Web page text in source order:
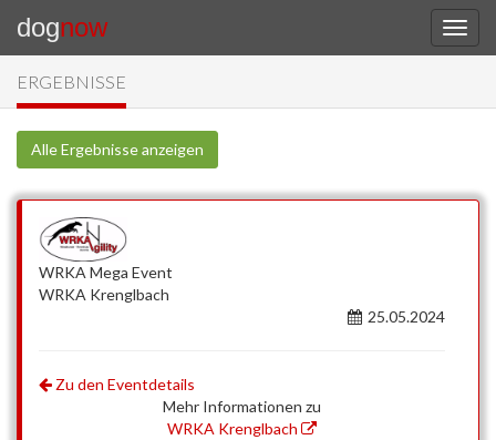
dognow
ERGEBNISSE
Alle Ergebnisse anzeigen
WRKA Mega Event
WRKA Krenglbach
25.05.2024
Zu den Eventdetails
Mehr Informationen zu
WRKA Krenglbach